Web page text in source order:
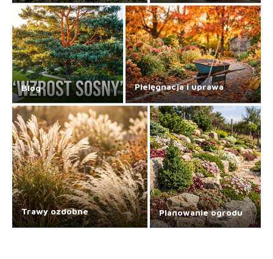
Blog Pielęgnacja i uprawa
Trawy ozdobne Planowanie ogrodu